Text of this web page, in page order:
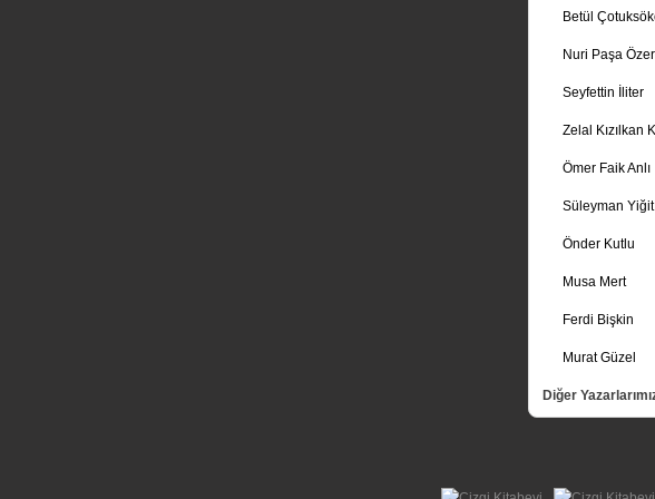
Betül
Nuri Paşa Özer
Seyfettin İliter
Zelal Kızılkan
Ömer Faik Anlı
Süleyman Yiğit
Önder Kutlu
Musa Mert
Ferdi Bişkin
Murat Güzel
Diğer